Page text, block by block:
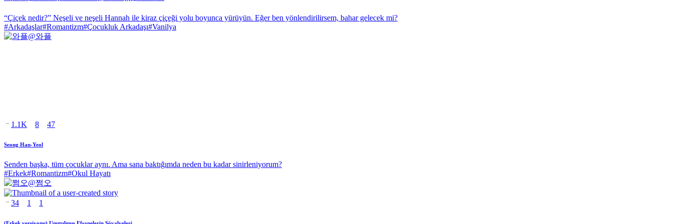
“Çiçek nedir?” Neşeli ve neşeli Hannah ile kiraz çiçeği yolu boyunca yürüyün. Eğer ben yönlendirilirsem, bahar gelecek mi?
#Arkadaşlar#Romantizm#Çocukluk Arkadaşı#Vanilya
@와플
1.1K 8 47
Seong Han-Yeol
Senden başka, tüm çocuklar aynı. Ama sana baktığımda neden bu kadar sinirleniyorum?
#Erkek#Romantizm#Okul Hayatı
@쩜오
34 1 1